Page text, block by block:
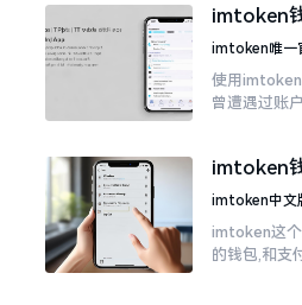
试。随后予
imtoken
上的说法
imtoken唯一
使用
曾遭遇过账
制。
imtoken
腾了，真
imtoken中文
imtoken这
的钱包,和支